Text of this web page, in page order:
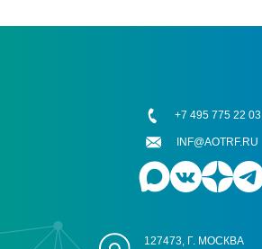
127473, Г. МОСКВА
+7 495 775 22 03
INF@AOTRF.RU